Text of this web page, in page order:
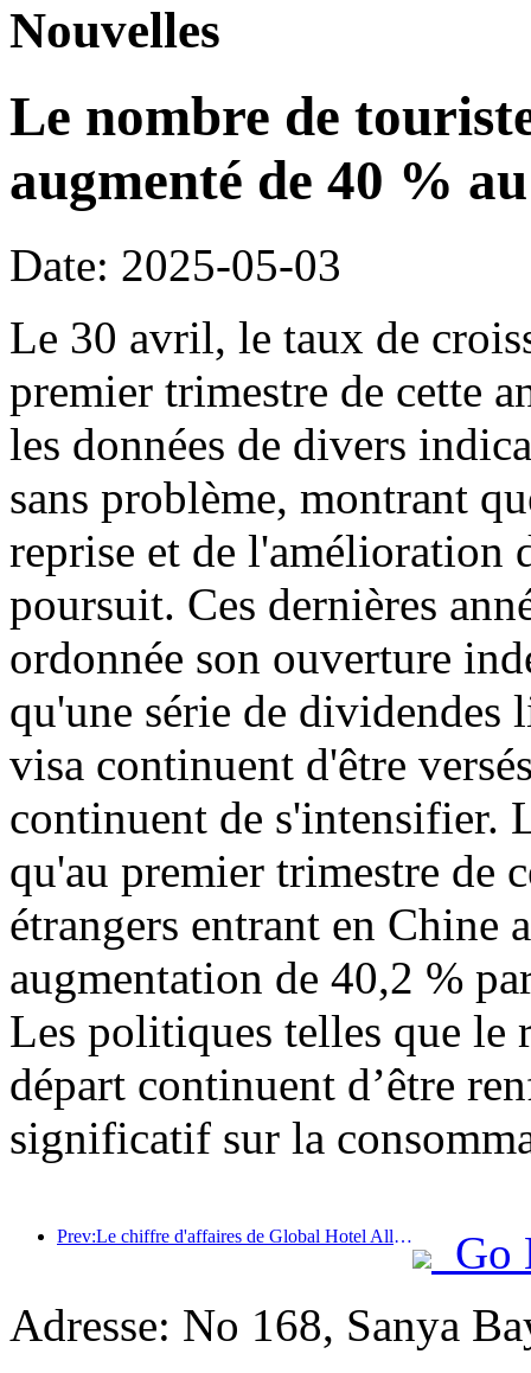
Nouvelles
Le nombre de
augmenté de 40 %
Date: 2025-05-03
Le 30 avril, le taux de
premier trimestre de cette
les données de divers
sans problème, montrant
reprise et de l'amélioration
poursuit. Ces dernières
ordonnée son ouverture
qu'une série de
visa continuent d'être
continuent de s'intensifier.
qu'au premier trimestre de
étrangers entrant en
augmentation de 40,2 %
Les politiques telles que le
départ continuent d’être
significatif sur la
Prev:Le chiffre d'affaires de Global Hotel Alliance augmentera de 15 % au premier trimestre 2025
Go
Adresse: No 168, Sanya